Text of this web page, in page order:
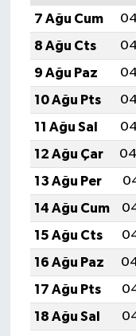
7 Ağu Cum
8 Ağu Cts
9 Ağu Paz
10 Ağu Pts
11 Ağu Sal
12 Ağu Çar
13 Ağu Per
14 Ağu Cum
15 Ağu Cts
16 Ağu Paz
17 Ağu Pts
18 Ağu Sal